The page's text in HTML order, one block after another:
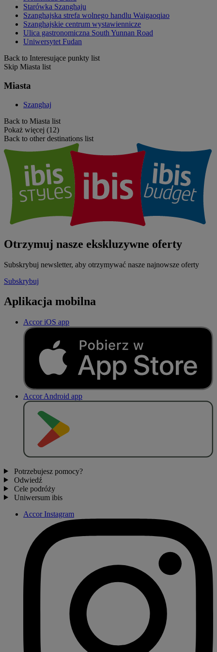
Starówka Szanghaju
Szanghajska strefa wolnego handlu Waigaoqiao
Szanghajskie centrum wystawiennicze
Ulica gastronomiczna South Yunnan Road
Uniwersytet Fudan
Back to Interesujące punkty list
Skip Miasta list
Miasta
Szanghaj
Back to Miasta list
Pokaż więcej (12)
Back to other destinations list
Otrzymuj nasze ekskluzywne oferty
Subskrybuj newsletter, aby otrzymywać nasze najnowsze oferty
Subskrybuj
Aplikacja mobilna
Accor iOS app
Accor Android app
Potrzebujesz pomocy?
Odwiedź
Cele podróży
Uniwersum ibis
Accor Instagram